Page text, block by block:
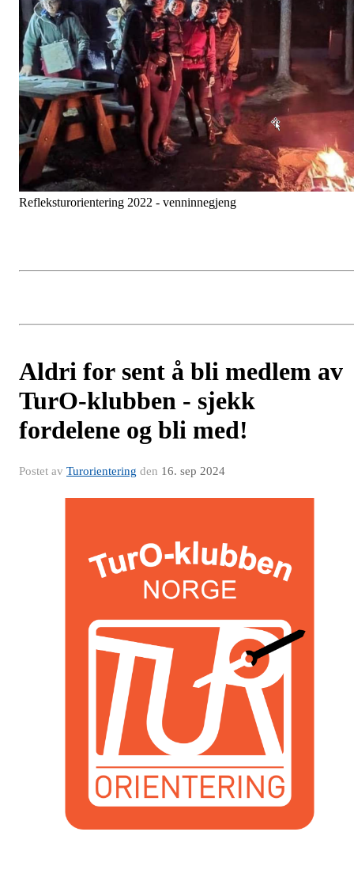
Refleksturorientering 2022 - venninnegjeng
Aldri for sent å bli medlem av
TurO-klubben - sjekk
fordelene og bli med!
Postet av Turorientering den 16. sep 2024